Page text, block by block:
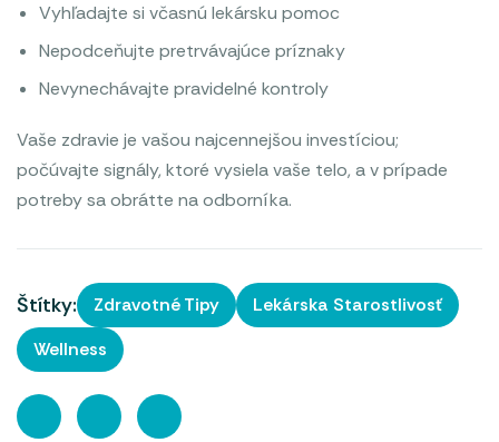
Vyhľadajte si včasnú lekársku pomoc
Nepodceňujte pretrvávajúce príznaky
Nevynechávajte pravidelné kontroly
Vaše zdravie je vašou najcennejšou investíciou;
počúvajte signály, ktoré vysiela vaše telo, a v prípade
potreby sa obrátte na odborníka.
Štítky: Zdravotné Tipy
Lekárska Starostlivosť
Wellness